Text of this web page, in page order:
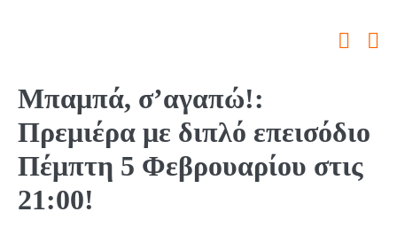
Μπαμπά, σ’αγαπώ!:
Πρεμιέρα με διπλό επεισόδιο
Πέμπτη 5 Φεβρουαρίου στις
21:00!